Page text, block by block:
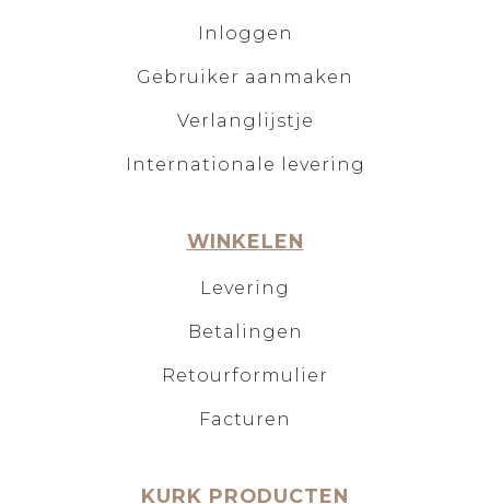
Inloggen
Gebruiker aanmaken
Verlanglijstje
Internationale levering
WINKELEN
Levering
Betalingen
Retourformulier
Facturen
KURK PRODUCTEN